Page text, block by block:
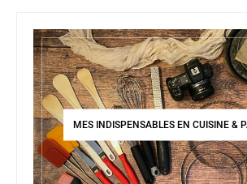
MES INDISPENSABLES EN CUISINE &